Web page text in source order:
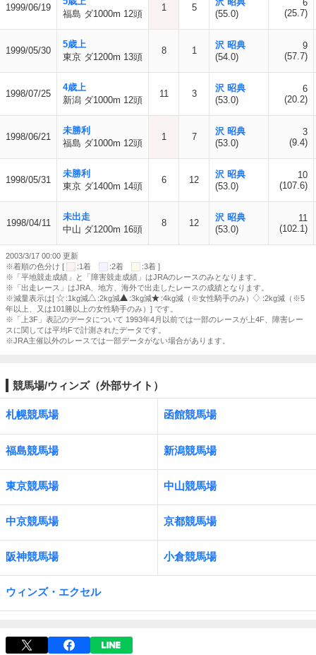
1999/06/19
福島 ダ1000m 12頭
1 5
(55.0)
6
(25.7)
1999/05/30
5歳上
東京 ダ1200m 13頭
8 1
沢 昭典
(54.0)
9
(57.7)
1998/07/25
4歳上
新潟 ダ1000m 12頭
11 3
沢 昭典
(53.0)
6
(20.2)
1998/06/21
未勝利
福島 ダ1000m 12頭
1 7
沢 昭典
(53.0)
3
(9.4)
1998/05/31
未勝利
東京 ダ1400m 14頭
6 12
沢 昭典
(53.0)
10
(107.6)
1998/04/11
未出走
中山 ダ1200m 16頭
8 12
沢 昭典
(53.0)
11
(102.1)
2003/3/17 00:00 更新
※着順の色分け [
:1着 :2着
:3着 ]
※「平地競走成績」と「障害競走成績」はJRAのレースのみとなります。
※「出走レース」はJRA、地方、海外で出走したレースの成績となります。
※減量表示は[
:1kg減 :2kg減 :3kg減 :4kg減（※女性騎手のみ）
:2kg減（※5
年以上、又は101勝以上の女性騎手のみ）] です。
※「上3F」表記のデータについて 1993年4月以前では一部のレースが上4F、障害レー
スに関しては平均Fで計測されたデータです。
※JRA主催以外のレースでは一部データがない場合があります。
競馬場/ウィンズ（外部サイト）
札幌競馬場 函館競馬場
福島競馬場 新潟競馬場
東京競馬場 中山競馬場
中京競馬場 京都競馬場
阪神競馬場 小倉競馬場
ウィンズ・エクセル